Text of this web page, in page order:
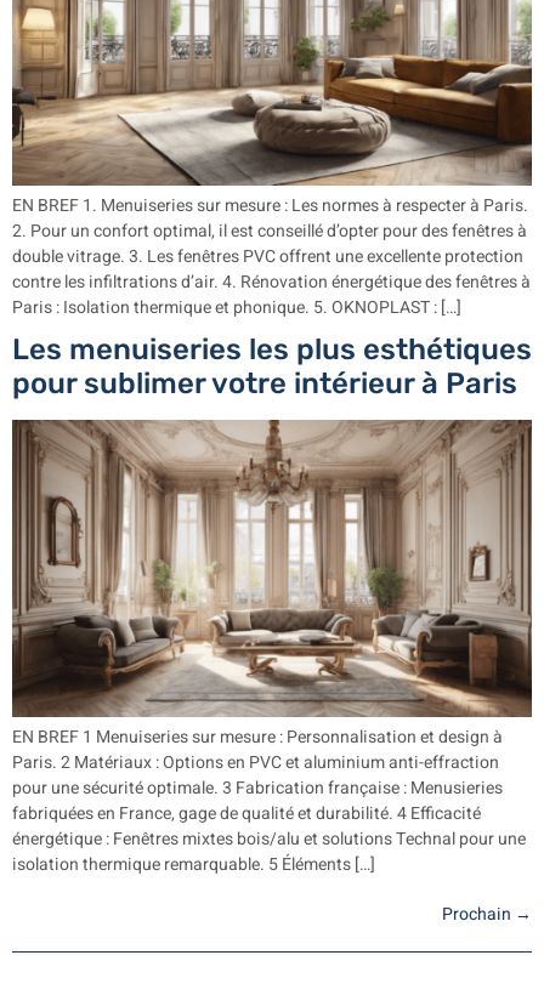
EN BREF 1. Menuiseries sur mesure : Les normes à respecter à Paris.
2. Pour un confort optimal, il est conseillé d’opter pour des fenêtres à
double vitrage. 3. Les fenêtres PVC offrent une excellente protection
contre les infiltrations d’air. 4. Rénovation énergétique des fenêtres à
Paris : Isolation thermique et phonique. 5. OKNOPLAST : […]
Les menuiseries les plus esthétiques
pour sublimer votre intérieur à Paris
EN BREF 1 Menuiseries sur mesure : Personnalisation et design à
Paris. 2 Matériaux : Options en PVC et aluminium anti-effraction
pour une sécurité optimale. 3 Fabrication française : Menusieries
fabriquées en France, gage de qualité et durabilité. 4 Efficacité
énergétique : Fenêtres mixtes bois/alu et solutions Technal pour une
isolation thermique remarquable. 5 Éléments […]
Prochain →